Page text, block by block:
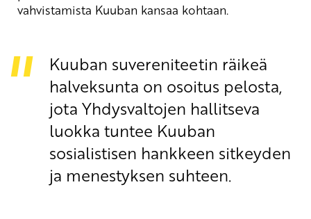
vahvistamista Kuuban kansaa kohtaan.
Kuuban suvereniteetin räikeä
halveksunta on osoitus pelosta,
jota Yhdysvaltojen hallitseva
luokka tuntee Kuuban
sosialistisen hankkeen sitkeyden
ja menestyksen suhteen.